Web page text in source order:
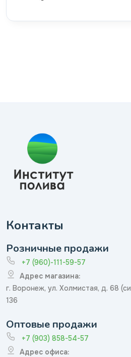
Контакты
Розничные продажи
+7 (960)-111-59-57
Адрес магазина:
г. Воронеж, ул. Холмистая, д. 68
136
Оптовые продажи
+7 (903) 858-54-57
Адрес офиса: